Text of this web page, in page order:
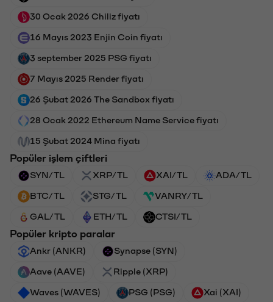
30 Ocak 2026 Chiliz fiyatı
16 Mayıs 2023 Enjin Coin fiyatı
3 september 2025 PSG fiyatı
7 Mayıs 2025 Render fiyatı
26 Şubat 2026 The Sandbox fiyatı
28 Ocak 2022 Ethereum Name Service fiyatı
15 Şubat 2024 Mina fiyatı
Popüler işlem çiftleri
SYN/TL XRP/TL XAI/TL ADA/TL
BTC/TL STG/TL VANRY/TL
GAL/TL ETH/TL CTSI/TL
Popüler kripto paralar
Ankr (ANKR) Synapse (SYN)
Aave (AAVE) Ripple (XRP)
Waves (WAVES) PSG (PSG) Xai (XAI)